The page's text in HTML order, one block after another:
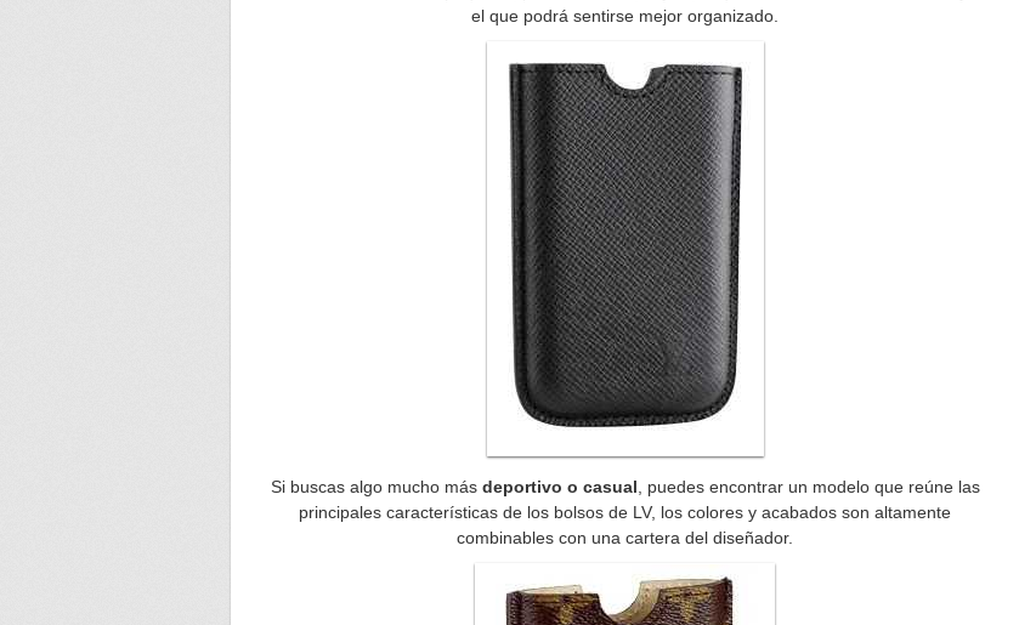
el que podrá sentirse mejor organizado.
Si buscas algo mucho más deportivo o casual , puedes encontrar un modelo que reúne las
principales características de los bolsos de LV, los colores y acabados son altamente
combinables con una cartera del diseñador.